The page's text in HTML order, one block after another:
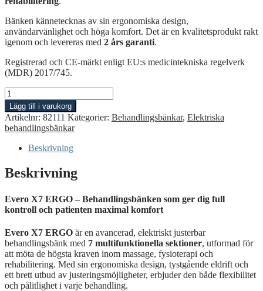
Bänken kännetecknas av sin ergonomiska design,
användarvänlighet och höga komfort. Det är en kvalitetsprodukt rakt
igenom och levereras med 2 års garanti.
Registrerad och CE-märkt enligt EU:s medicintekniska regelverk
(MDR) 2017/745.
Stationär
behandlingsbänk
Evero
X7
ERGO
Touch
mängd
Lägg till i varukorg
Artikelnr: 82111 Kategorier: Behandlingsbänkar, Elektriska
behandlingsbänkar
Beskrivning
Beskrivning
Evero X7 ERGO – Behandlingsbänken som ger dig full
kontroll och patienten maximal komfort
Evero X7 ERGO är en avancerad, elektriskt justerbar
behandlingsbänk med 7 multifunktionella sektioner, utformad för
att möta de högsta kraven inom massage, fysioterapi och
rehabilitering. Med sin ergonomiska design, tystgående eldrift och
ett brett utbud av justeringsmöjligheter, erbjuder den både flexibilitet
och pålitlighet i varje behandling.